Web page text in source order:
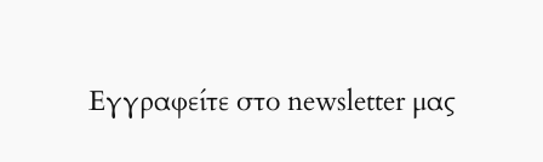
Εγγραφείτε στο newsletter μας